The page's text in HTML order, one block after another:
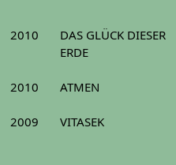
2010
DAS GLÜCK DIESER
ERDE
2010 ATMEN
2009 VITASEK